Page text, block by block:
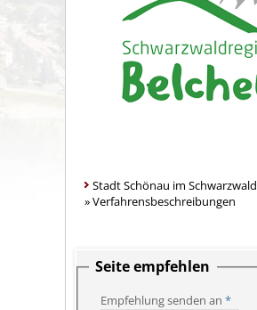
Stadt Schönau im Schwarzwald
»Verfahrensbeschreibungen
Seite empfehlen
Empfehlung senden an *